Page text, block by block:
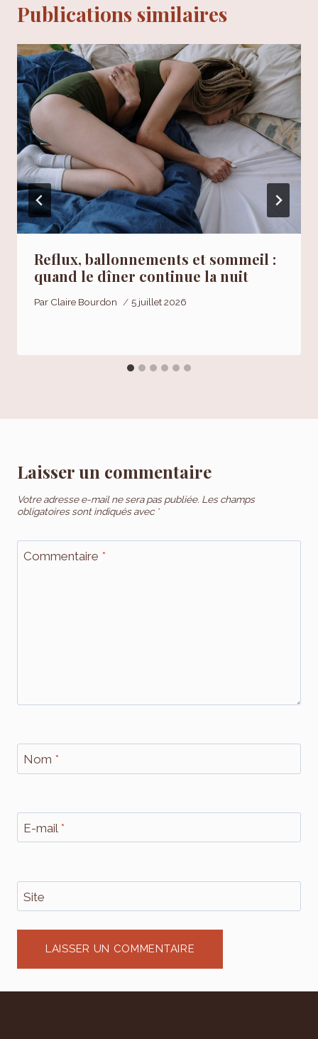
Publications similaires
Reflux, ballonnements et sommeil :
quand le dîner continue la nuit
Par Claire Bourdon 5 juillet 2026
Laisser un commentaire
Votre adresse e-mail ne sera pas publiée. Les champs
obligatoires sont indiqués avec *
Commentaire *
Nom *
E-mail *
Site